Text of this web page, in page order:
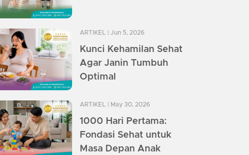
ARTIKEL | Jun 5, 2026
Kunci Kehamilan Sehat
Agar Janin Tumbuh
Optimal
ARTIKEL | May 30, 2026
1000 Hari Pertama:
Fondasi Sehat untuk
Masa Depan Anak